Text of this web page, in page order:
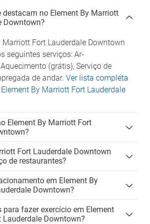
destacam no Element By Marriott
Downtown?
Marriott Fort Lauderdale Downtown
seguintes serviços: Ar-
(grátis), Serviço de
de andar. Ver lista completa
By Marriott Fort Lauderdale
Element By Marriott Fort
Fort Lauderdale Downtown
de restaurantes?
em Element By
Downtown?
para fazer exercício em Element
Lauderdale Downtown?